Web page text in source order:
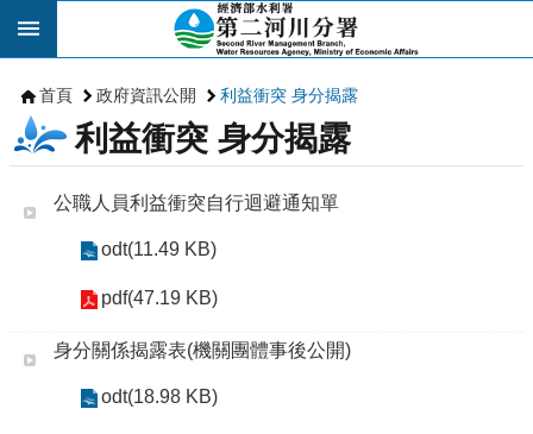
跳到主要內容區塊
首頁 政府資訊公開 利益衝突 身分揭露
利益衝突 身分揭露
公職人員利益衝突自行迴避通知單
odt(11.49 KB)
pdf(47.19 KB)
身分關係揭露表(機關團體事後公開)
odt(18.98 KB)